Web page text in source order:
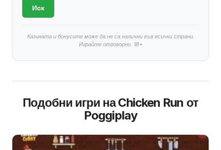
Иск
Казината и бонусите може да не са налични във всички страни.
Играйте отговорно. 18+
Подобни игри на Chicken Run от
Poggiplay